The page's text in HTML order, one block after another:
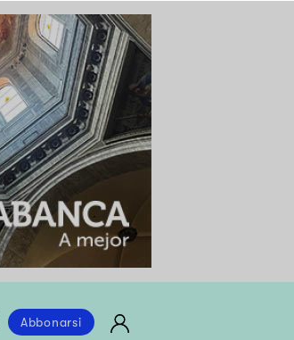
Abbonarsi